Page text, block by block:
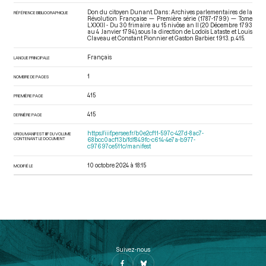
RÉFÉRENCE BIBLIOGRAPHIQUE
Don du citoyen Dunant. Dans : Archives parlementaires de la
Révolution Française — Première série (1787-1799) — Tome
LXXXII - Du 30 frimaire au 15 nivôse an II (20 Décembre 1793
au 4 Janvier 1794), sous la direction de Lodoïs Lataste et Louis
Claveau et Constant Pionnier et Gaston Barbier. 1913. p. 415.
LANGUE PRINCIPALE Français
NOMBRE DE PAGES 1
PREMIÈRE PAGE 415
DERNIÈRE PAGE 415
URI DU MANIFEST IIIF DU VOLUME
CONTENANT LE DOCUMENT
https://iiif.persee.fr/b0e2cf11-597c-427d-8ac7-
68bcc0acf13b/fdf849fc-c614-4e7a-b977-
c97697ce511c/manifest
MODIFIÉ LE 10 octobre 2024 à 18:15
Suivez-nous